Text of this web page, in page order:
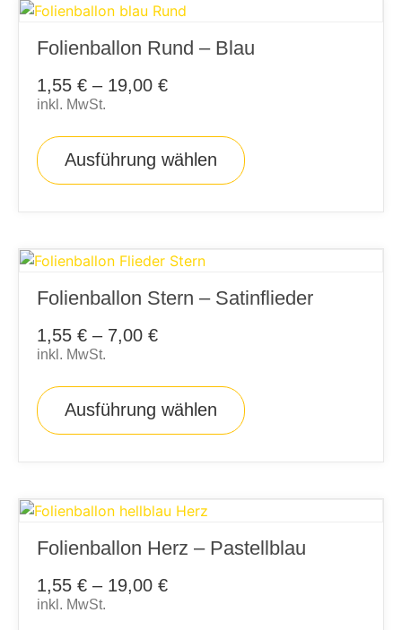
Folienballon Rund – Blau
1,55 € – 19,00 €
inkl. MwSt.
Ausführung wählen
Folienballon Stern – Satinflieder
1,55 € – 7,00 €
inkl. MwSt.
Ausführung wählen
Folienballon Herz – Pastellblau
1,55 € – 19,00 €
inkl. MwSt.